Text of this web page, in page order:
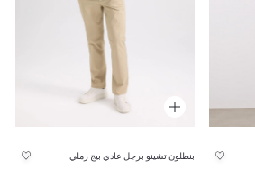
بنطلون تشينو برجل عادي بيج رملي